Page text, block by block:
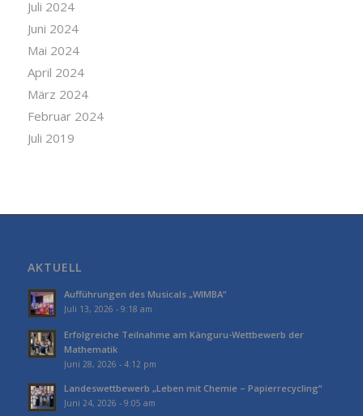
Juli 2024
Juni 2024
Mai 2024
April 2024
März 2024
Februar 2024
Juli 2019
AKTUELL
Aufführungen des Musicals „WIMBA“
Juli 13, 2026 - 9:18 am
Erfolgreiche Teilnahme am Känguru-Wettbewerb der
Mathematik
Juni 28, 2026 - 4:12 pm
Landeswettbewerb „Leben mit Chemie – Papierrecycling“
Juni 24, 2026 - 9:05 am